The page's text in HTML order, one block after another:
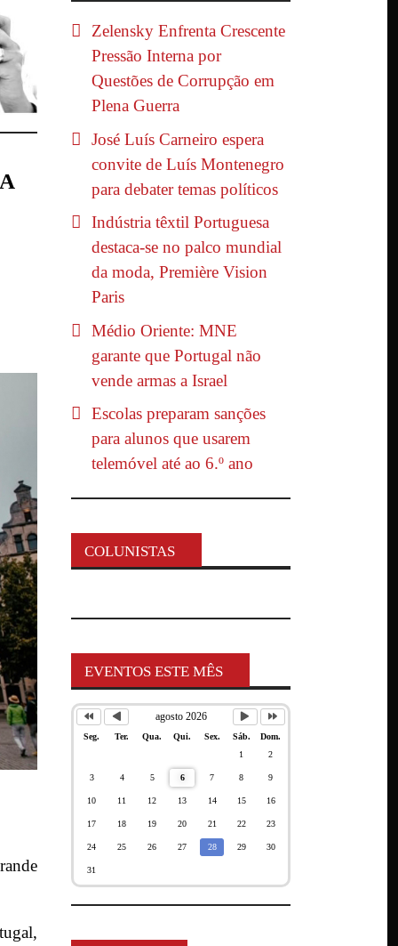
Zelensky Enfrenta Crescente
Pressão Interna por
Questões de Corrupção em
Plena Guerra
José Luís Carneiro espera
convite de Luís Montenegro
para debater temas políticos
Indústria têxtil Portuguesa
destaca-se no palco mundial
da moda, Première Vision
Paris
Médio Oriente: MNE
garante que Portugal não
vende armas a Israel
Escolas preparam sanções
para alunos que usarem
telemóvel até ao 6.º ano
COLUNISTAS
EVENTOS ESTE MÊS
agosto 2026
Seg. Ter. Qua. Qui. Sex. Sáb.
Dom.
1
2
3 4 5 6 7 8 9
10 11 12 13 14 15 16
17 18 19 20 21 22 23
24 25 26 27 28 29 30
31